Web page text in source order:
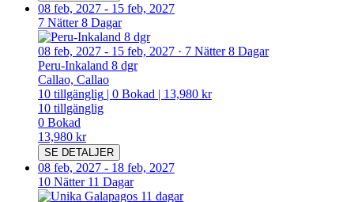
08 feb, 2027 - 15 feb, 2027
7 Nätter 8 Dagar
08 feb, 2027 - 15 feb, 2027 · 7 Nätter 8 Dagar
Peru-Inkaland 8 dgr
Callao, Callao
10 tillgänglig | 0 Bokad | 13,980 kr
10 tillgänglig
0 Bokad
13,980 kr
SE DETALJER
08 feb, 2027 - 18 feb, 2027
10 Nätter 11 Dagar